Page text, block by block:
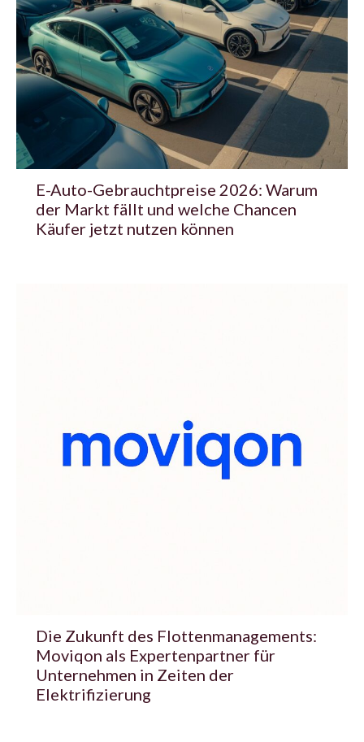
E-Auto-Gebrauchtpreise 2026: Warum
der Markt fällt und welche Chancen
Käufer jetzt nutzen können
Die Zukunft des Flottenmanagements:
Moviqon als Expertenpartner für
Unternehmen in Zeiten der
Elektrifizierung